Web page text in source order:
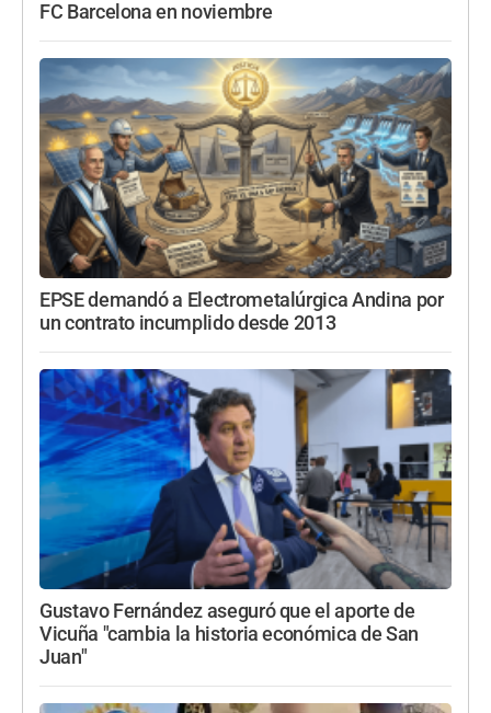
FC Barcelona en noviembre
EPSE demandó a Electrometalúrgica Andina por
un contrato incumplido desde 2013
Gustavo Fernández aseguró que el aporte de
Vicuña "cambia la historia económica de San
Juan"